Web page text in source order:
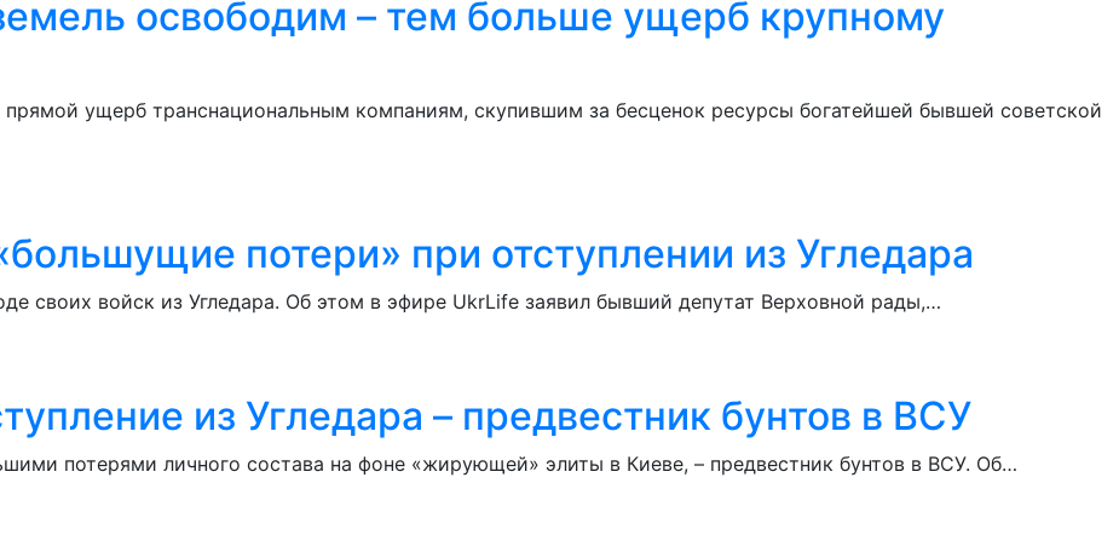
освободим – тем больше ущерб крупному
ущерб транснациональным компаниям, скупившим за бесценок ресурсы богатейшей бывшей советской
потери» при отступлении из Угледара
своих войск из Угледара. Об этом в эфире UkrLife заявил бывший депутат Верховной рады,…
из Угледара – предвестник бунтов в ВСУ
потерями личного состава на фоне «жирующей» элиты в Киеве, – предвестник бунтов в ВСУ. Об…